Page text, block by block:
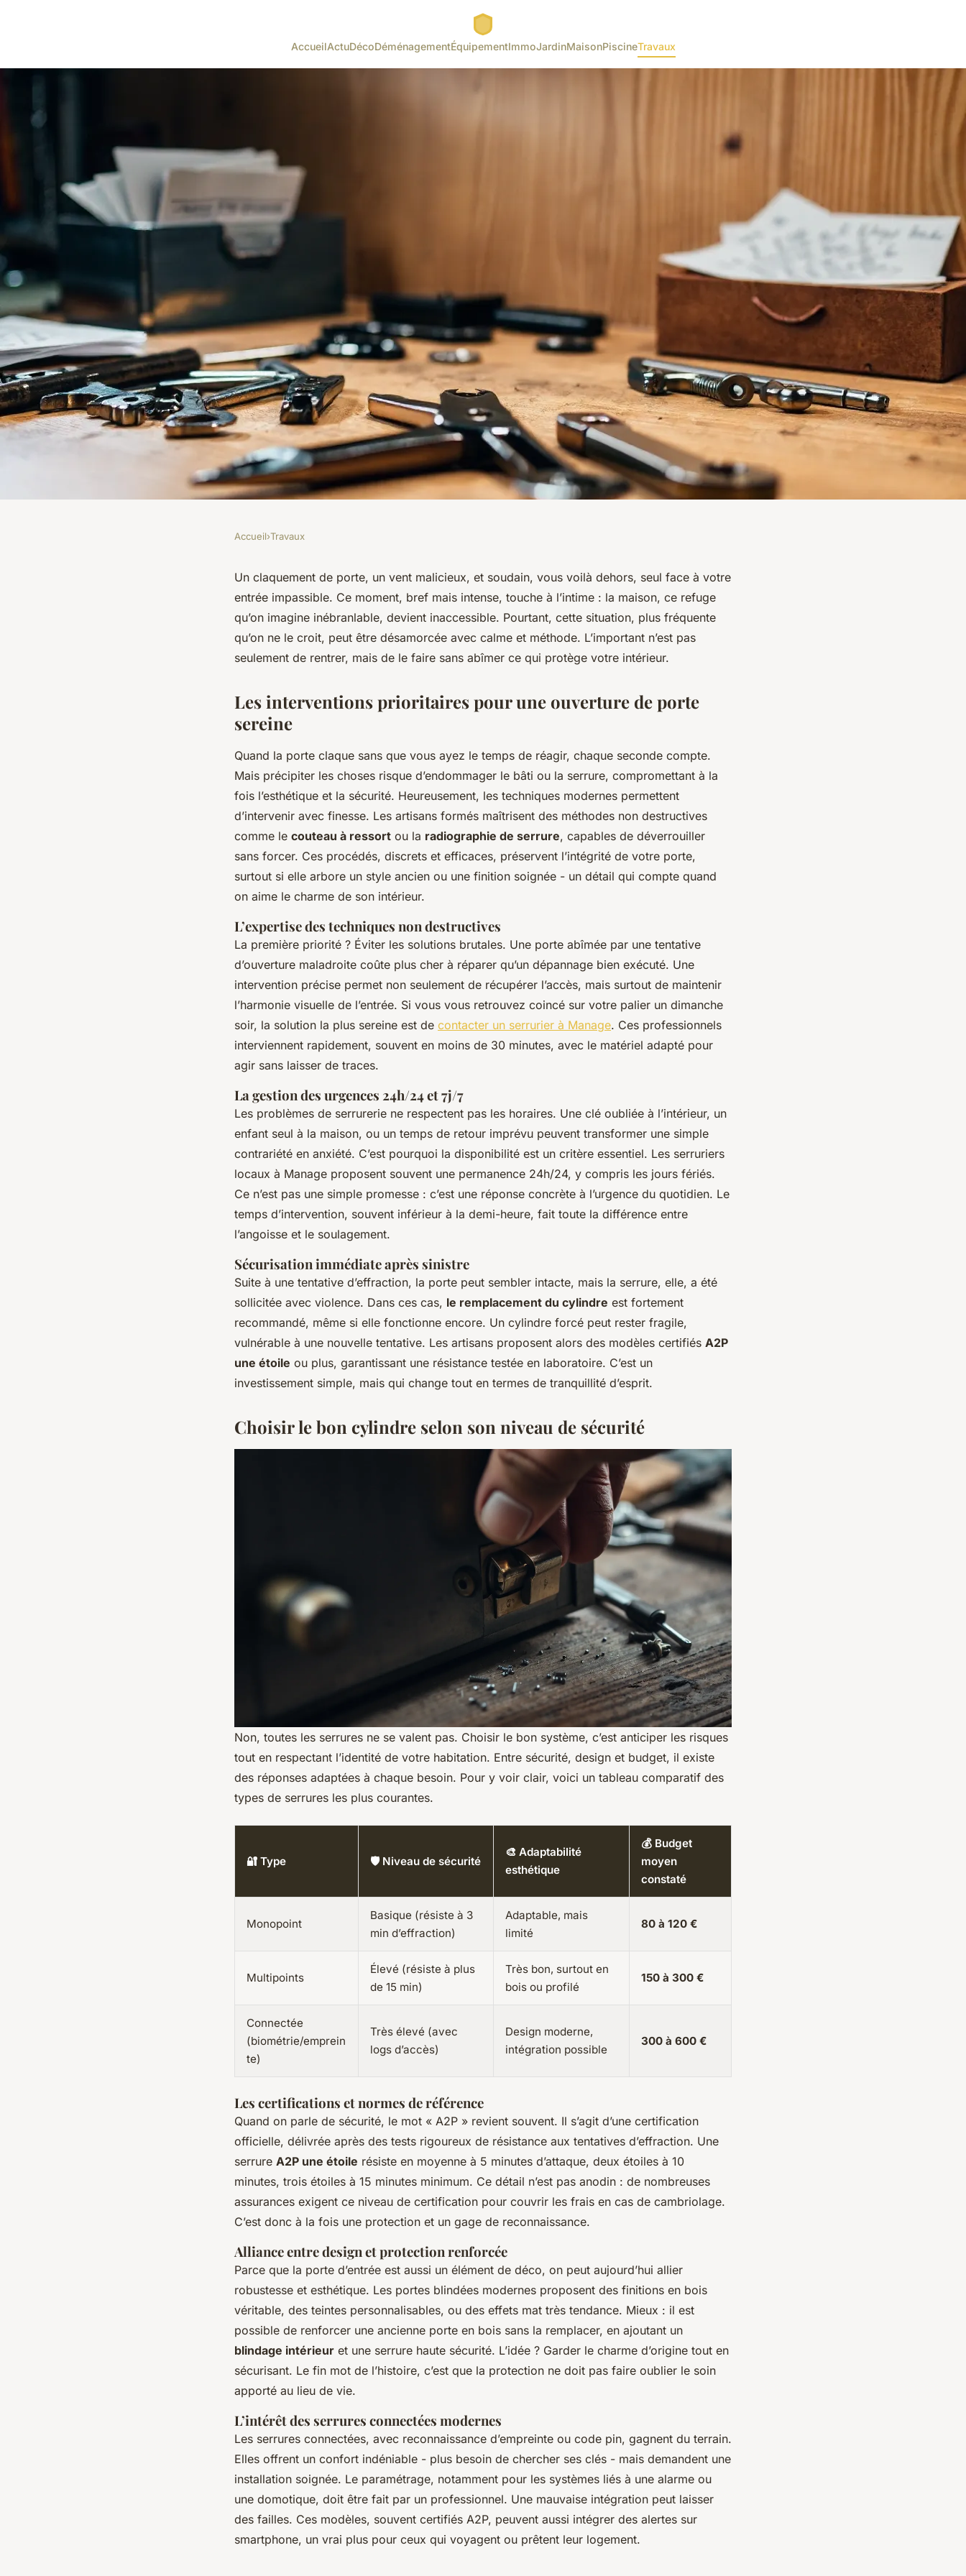
AccueilActuDécoDéménagementÉquipementImmoJardinMaisonPiscineTravaux
Serrurier à Manage : Top solutions
pour débloquer vos portes
12 min de lecture
Accueil›Travaux
Un claquement de porte, un vent malicieux, et soudain, vous voilà dehors, seul face à votre
entrée impassible. Ce moment, bref mais intense, touche à l’intime : la maison, ce refuge
qu’on imagine inébranlable, devient inaccessible. Pourtant, cette situation, plus fréquente
qu’on ne le croit, peut être désamorcée avec calme et méthode. L’important n’est pas
seulement de rentrer, mais de le faire sans abîmer ce qui protège votre intérieur.
Les interventions prioritaires pour une ouverture de porte
sereine
Quand la porte claque sans que vous ayez le temps de réagir, chaque seconde compte.
Mais précipiter les choses risque d’endommager le bâti ou la serrure, compromettant à la
fois l’esthétique et la sécurité. Heureusement, les techniques modernes permettent
d’intervenir avec finesse. Les artisans formés maîtrisent des méthodes non destructives
comme le couteau à ressort ou la radiographie de serrure, capables de déverrouiller
sans forcer. Ces procédés, discrets et efficaces, préservent l’intégrité de votre porte,
surtout si elle arbore un style ancien ou une finition soignée - un détail qui compte quand
on aime le charme de son intérieur.
L’expertise des techniques non destructives
La première priorité ? Éviter les solutions brutales. Une porte abîmée par une tentative
d’ouverture maladroite coûte plus cher à réparer qu’un dépannage bien exécuté. Une
intervention précise permet non seulement de récupérer l’accès, mais surtout de maintenir
l’harmonie visuelle de l’entrée. Si vous vous retrouvez coincé sur votre palier un dimanche
soir, la solution la plus sereine est de contacter un serrurier à Manage. Ces professionnels
interviennent rapidement, souvent en moins de 30 minutes, avec le matériel adapté pour
agir sans laisser de traces.
La gestion des urgences 24h/24 et 7j/7
Les problèmes de serrurerie ne respectent pas les horaires. Une clé oubliée à l’intérieur, un
enfant seul à la maison, ou un temps de retour imprévu peuvent transformer une simple
contrariété en anxiété. C’est pourquoi la disponibilité est un critère essentiel. Les serruriers
locaux à Manage proposent souvent une permanence 24h/24, y compris les jours fériés.
Ce n’est pas une simple promesse : c’est une réponse concrète à l’urgence du quotidien. Le
temps d’intervention, souvent inférieur à la demi-heure, fait toute la différence entre
l’angoisse et le soulagement.
Sécurisation immédiate après sinistre
Suite à une tentative d’effraction, la porte peut sembler intacte, mais la serrure, elle, a été
sollicitée avec violence. Dans ces cas, le remplacement du cylindre est fortement
recommandé, même si elle fonctionne encore. Un cylindre forcé peut rester fragile,
vulnérable à une nouvelle tentative. Les artisans proposent alors des modèles certifiés A2P
une étoile ou plus, garantissant une résistance testée en laboratoire. C’est un
investissement simple, mais qui change tout en termes de tranquillité d’esprit.
Choisir le bon cylindre selon son niveau de sécurité
Non, toutes les serrures ne se valent pas. Choisir le bon système, c’est anticiper les risques
tout en respectant l’identité de votre habitation. Entre sécurité, design et budget, il existe
des réponses adaptées à chaque besoin. Pour y voir clair, voici un tableau comparatif des
types de serrures les plus courantes.
🔐 Type 🛡️ Niveau de sécurité
🎨 Adaptabilité
esthétique
💰 Budget
moyen
constaté
Monopoint
Basique (résiste à 3
min d’effraction)
Adaptable, mais
limité
80 à 120 €
Multipoints
Élevé (résiste à plus
de 15 min)
Très bon, surtout en
bois ou profilé
150 à 300 €
Connectée
(biométrie/emprein
te)
Très élevé (avec
logs d’accès)
Design moderne,
intégration possible
300 à 600 €
Les certifications et normes de référence
Quand on parle de sécurité, le mot « A2P » revient souvent. Il s’agit d’une certification
officielle, délivrée après des tests rigoureux de résistance aux tentatives d’effraction. Une
serrure A2P une étoile résiste en moyenne à 5 minutes d’attaque, deux étoiles à 10
minutes, trois étoiles à 15 minutes minimum. Ce détail n’est pas anodin : de nombreuses
assurances exigent ce niveau de certification pour couvrir les frais en cas de cambriolage.
C’est donc à la fois une protection et un gage de reconnaissance.
Alliance entre design et protection renforcée
Parce que la porte d’entrée est aussi un élément de déco, on peut aujourd’hui allier
robustesse et esthétique. Les portes blindées modernes proposent des finitions en bois
véritable, des teintes personnalisables, ou des effets mat très tendance. Mieux : il est
possible de renforcer une ancienne porte en bois sans la remplacer, en ajoutant un
blindage intérieur et une serrure haute sécurité. L’idée ? Garder le charme d’origine tout en
sécurisant. Le fin mot de l’histoire, c’est que la protection ne doit pas faire oublier le soin
apporté au lieu de vie.
L’intérêt des serrures connectées modernes
Les serrures connectées, avec reconnaissance d’empreinte ou code pin, gagnent du terrain.
Elles offrent un confort indéniable - plus besoin de chercher ses clés - mais demandent une
installation soignée. Le paramétrage, notamment pour les systèmes liés à une alarme ou
une domotique, doit être fait par un professionnel. Une mauvaise intégration peut laisser
des failles. Ces modèles, souvent certifiés A2P, peuvent aussi intégrer des alertes sur
smartphone, un vrai plus pour ceux qui voyagent ou prêtent leur logement.